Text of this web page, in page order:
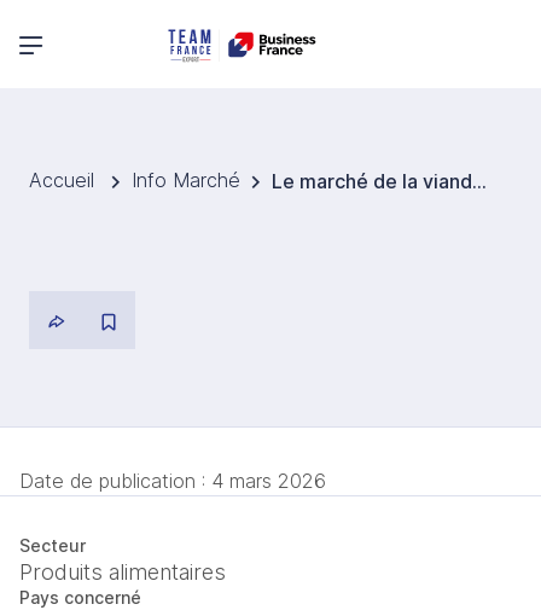
Menu principal
Accueil Info Marché Le marché de la viande cultivée à Singapour devrait croître fortement jusqu’en 2032.
Date de publication : 4 mars 2026
Secteur
Produits alimentaires
Pays concerné